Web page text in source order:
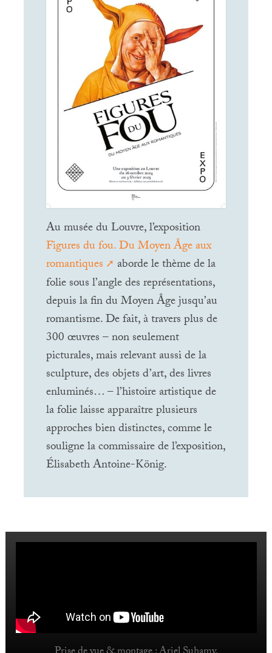
Au musée du Louvre, l’exposition
Figures du fou. Du Moyen Âge aux
romantiques
aborde le thème de la
folie sous l’angle des représentations,
depuis la fin du Moyen Âge jusqu’au
romantisme. De fait, à travers plus de
300 œuvres – non seulement
picturales, mais relevant aussi de la
sculpture, des objets d’art, des livres
enluminés… – l’histoire artistique de
la folie laisse apparaître plusieurs
approches bien distinctes, comme le
souligne la commissaire de l’exposition,
Élisabeth Antoine-König.